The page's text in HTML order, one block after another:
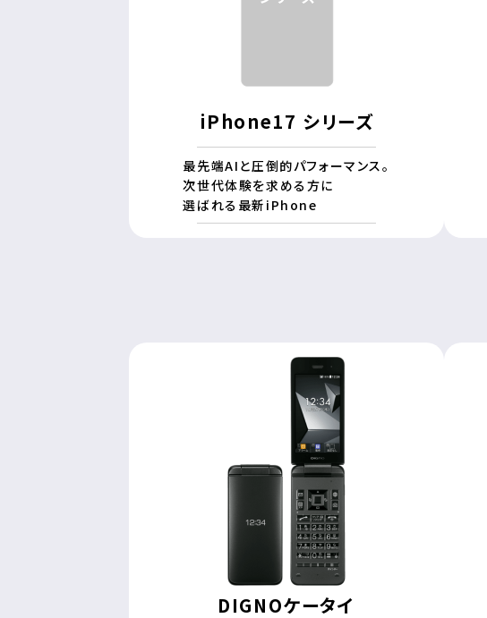
iPhone17 シリーズ
最先端AIと圧倒的パフォーマンス。
次世代体験を求める方に
選ばれる最新iPhone
DIGNOケータイ